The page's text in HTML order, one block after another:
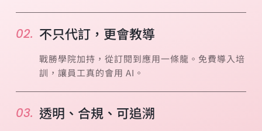
02. 不只代訂，更會教導
戰勝學院加持，從訂閱到應用一條龍。免費導入培
訓，讓員工真的會用 AI。
03. 透明、合規、可追溯